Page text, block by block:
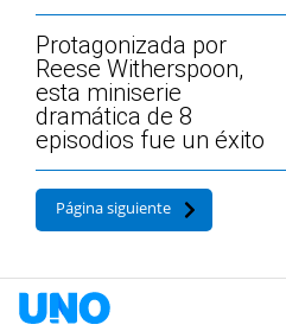
Protagonizada por
Reese Witherspoon,
esta miniserie
dramática de 8
episodios fue un éxito
Página siguiente